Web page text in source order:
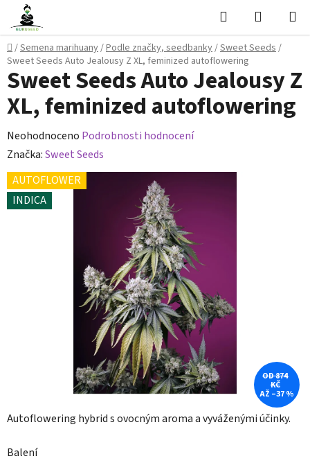
Přejít
obsah
Hledat
KOŠÍK
Domů
/Semena marihuany/Podle značky, seedbanky/Sweet Seeds/
Sweet Seeds Auto Jealousy Z XL, feminized autoflowering
Autoflowering hybrid s ovocným aroma a vyváženými účinky.
Balení
Sweet Seeds Auto Jealousy Z
XL, feminized autoflowering
Průměrné
hodnocení
produktu
je
0,0
Neohodnoceno Podrobnosti hodnocení
Značka:Sweet Seeds
AUTOFLOWER
INDICA
OD 874
KČ
AŽ –37 %